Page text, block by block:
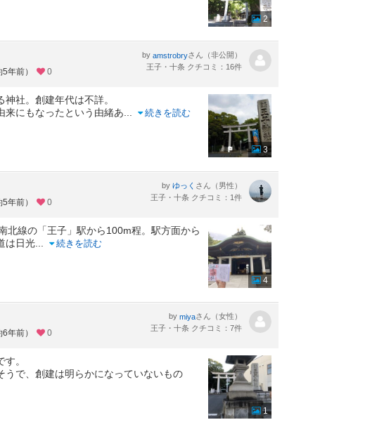
2
年前） 0
by amstrobryさん（非公開）
王子・十条 クチコミ：16件
社。創建年代は不詳。
来にもなったという由緒あ
続きを読む
3
年前） 0
by ゆっく さん（男性）
王子・十条 クチコミ：1件
線の「王子」駅から100m程。駅方面から
は日光
続きを読む
4
年前） 0
by miyaさん（女性）
王子・十条 クチコミ：7件
。
うで、創建は明らかになっていないもの
1